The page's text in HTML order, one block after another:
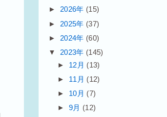
► 2026年 (15)
► 2025年 (37)
► 2024年 (60)
▼ 2023年 (145)
► 12月 (13)
► 11月 (12)
► 10月 (7)
► 9月 (12)